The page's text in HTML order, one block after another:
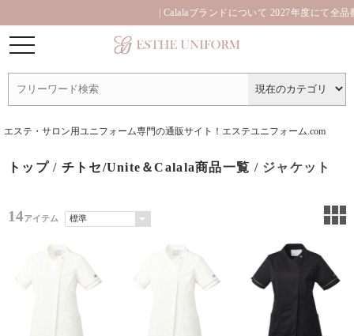
| Calalaブランドについて 2027年度にて全品番
エステ・サロン用ユニフォーム専門の通販サイト！エステユニフォーム.com
トップ/ チトセ/Unite＆Calala商品一覧 / ジャケット
14アイテム